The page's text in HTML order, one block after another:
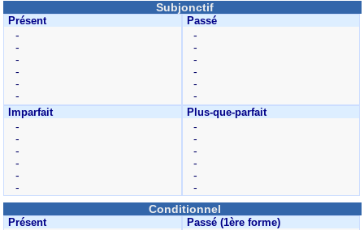
Subjonctif
Présent
-
-
-
-
-
-
Passé
-
-
-
-
-
-
Imparfait
-
-
-
-
-
-
Plus-que-parfait
-
-
-
-
-
-
Conditionnel
Présent
Passé (1ère forme)